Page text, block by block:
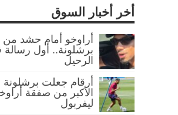
أخر أخبار السوق
أراوخو أمام حشد من
برشلونة.. أول رسالة
الرحيل
أرقام جعلت برشلونة
الأكبر من صفقة
ليفربول